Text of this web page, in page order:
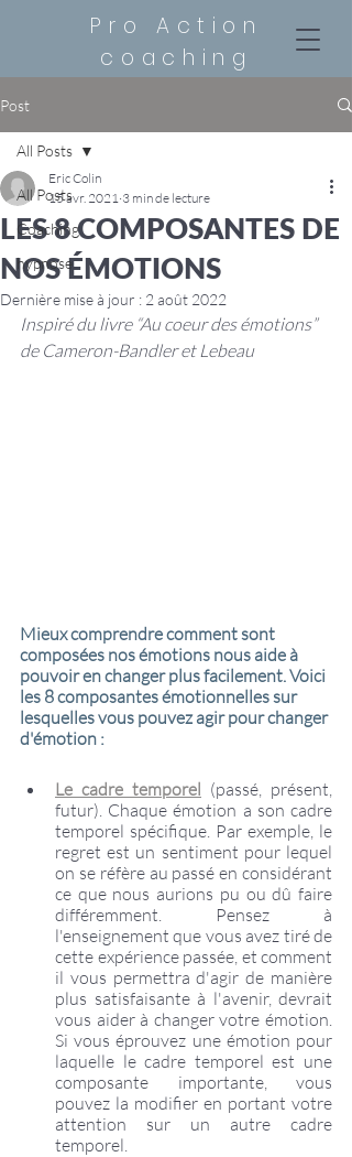
Pro Action
coaching
Post
All Posts
Coaching
hypnose
All Posts
LES 8 COMPOSANTES DE
NOS ÉMOTIONS
Eric Colin
15 avr. 2021 3 min de lecture
Dernière mise à jour : 2 août 2022
Inspiré du livre “Au coeur des émotions”
de Cameron-Bandler et Lebeau
Mieux comprendre comment sont
composées nos émotions nous aide à
pouvoir en changer plus facilement. Voici
les 8 composantes émotionnelles sur
lesquelles vous pouvez agir pour changer
d'émotion :
Le cadre temporel (passé, présent,
futur). Chaque émotion a son cadre
temporel spécifique. Par exemple, le
regret est un sentiment pour lequel
on se réfère au passé en considérant
ce que nous aurions pu ou dû faire
différemment. Pensez à
l'enseignement que vous avez tiré de
cette expérience passée, et comment
il vous permettra d'agir de manière
plus satisfaisante à l'avenir, devrait
vous aider à changer votre émotion.
Si vous éprouvez une émotion pour
laquelle le cadre temporel est une
composante importante, vous
pouvez la modifier en portant votre
attention sur un autre cadre
temporel.